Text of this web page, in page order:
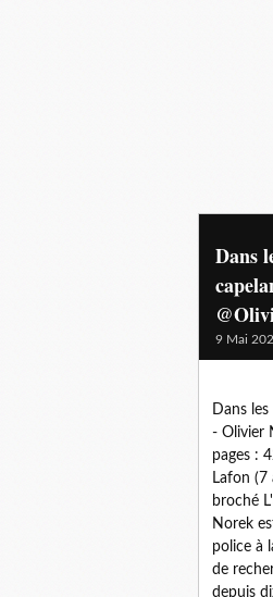
Dans
9 Mai
Dans
- Olivier
pages :
Lafon (7
broché
Norek
police à
de
depuis